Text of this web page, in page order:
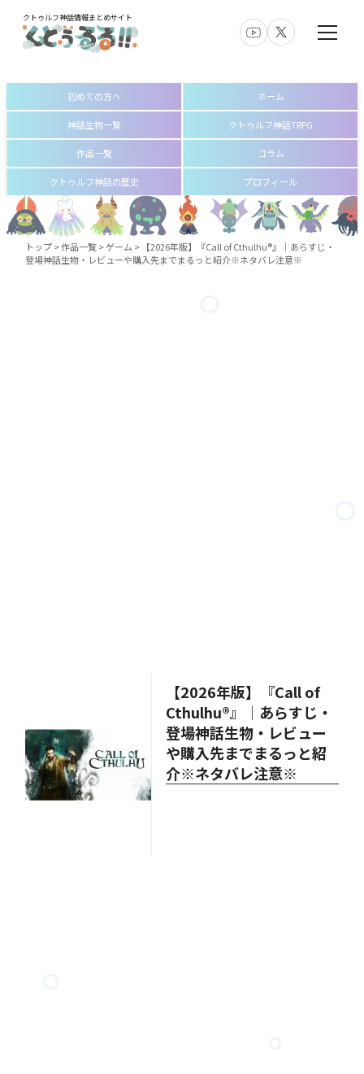
クトゥルフ神話情報まとめサイト
初めての方へ ホーム
神話生物一覧 クトゥルフ神話TRPG
作品一覧 コラム
クトゥルフ神話の歴史 プロフィール
トップ>作品一覧>ゲーム > 【2026年版】『Call of Cthulhu®』│あらすじ・
登場神話生物・レビューや購入先までまるっと紹介※ネタバレ注意※
【2026年版】『Call of
Cthulhu®』│あらすじ・
登場神話生物・レビュー
や購入先までまるっと紹
介※ネタバレ注意※